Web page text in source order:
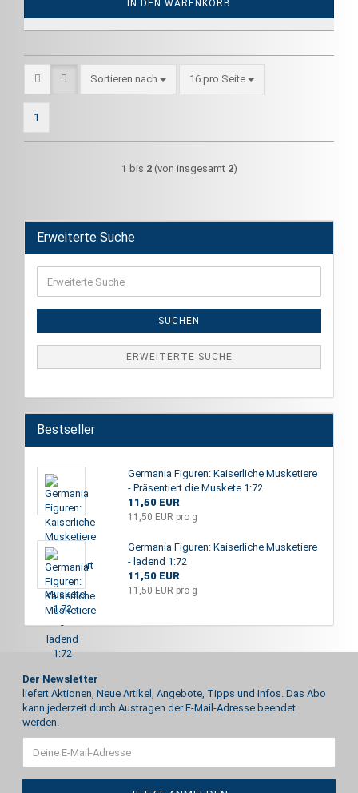
IN DEN WARENKORB
Sortieren nach
Sortieren nach 16 pro Seite
pro Seite
1
1 bis 2(von insgesamt 2)
Erweiterte Suche
Suche
SUCHEN
ERWEITERTE SUCHE
Bestseller
Germania Figuren: Kaiserliche Musketiere
- Präsentiert die Muskete 1:72
11,50 EUR
11,50 EUR pro g
Germania Figuren: Kaiserliche Musketiere
- ladend 1:72
11,50 EUR
11,50 EUR pro g
Der Newsletter
liefert Aktionen, Neue Artikel, Angebote, Tipps und Infos. Das Abo
kann jederzeit durch Austragen der E-Mail-Adresse beendet
werden.